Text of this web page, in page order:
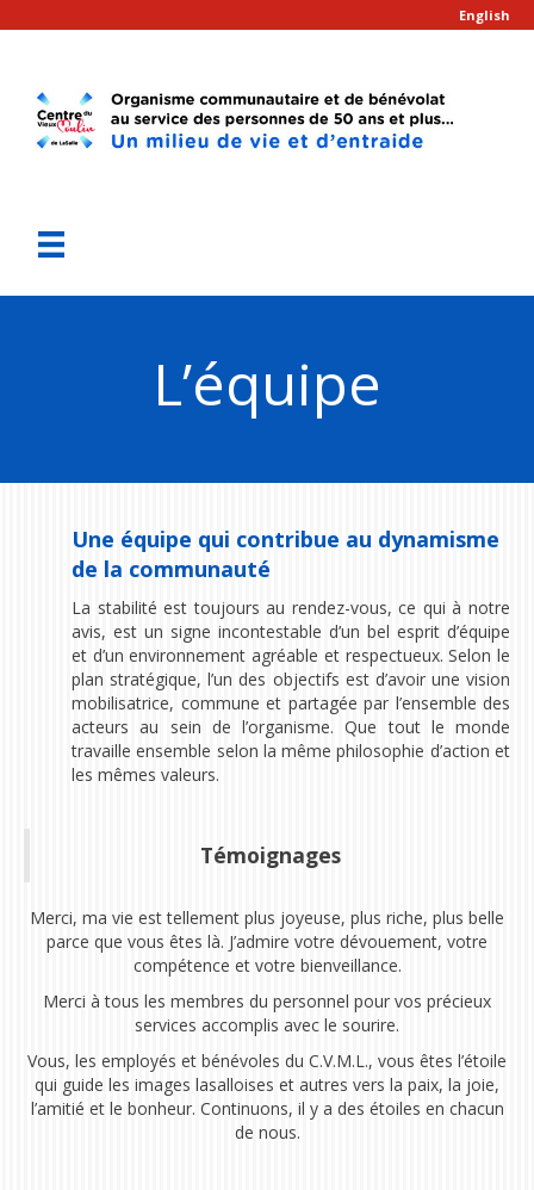
English
L’équipe
Une équipe qui contribue au dynamisme
de la communauté
La stabilité est toujours au rendez-vous, ce qui à notre
avis, est un signe incontestable d’un bel esprit d’équipe
et d’un environnement agréable et respectueux. Selon le
plan stratégique, l’un des objectifs est d’avoir une vision
mobilisatrice, commune et partagée par l’ensemble des
acteurs au sein de l’organisme. Que tout le monde
travaille ensemble selon la même philosophie d’action et
les mêmes valeurs.
Témoignages
Merci, ma vie est tellement plus joyeuse, plus riche, plus belle
parce que vous êtes là. J’admire votre dévouement, votre
compétence et votre bienveillance.
Merci à tous les membres du personnel pour vos précieux
services accomplis avec le sourire.
Vous, les employés et bénévoles du C.V.M.L., vous êtes l’étoile
qui guide les images lasalloises et autres vers la paix, la joie,
l’amitié et le bonheur. Continuons, il y a des étoiles en chacun
de nous.